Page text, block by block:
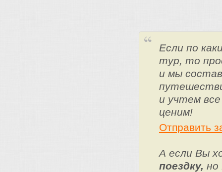
Если по
тур, то
и мы
и учтем
ценим!
Отправить
А если Вы
поездку, но